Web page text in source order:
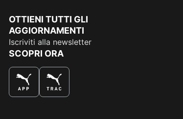
OTTIENI TUTTI GLI
AGGIORNAMENTI
Iscriviti alla newsletter
SCOPRI ORA